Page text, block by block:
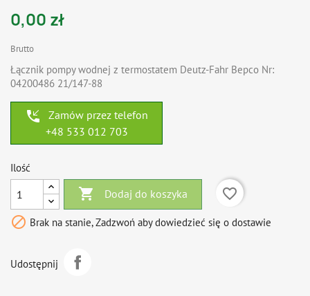
0,00 zł
Brutto
Łącznik pompy wodnej z termostatem Deutz-Fahr Bepco Nr:
04200486 21/147-88
phone_callback
Zamów przez telefon
+48 533 012 703
Ilość
 Dodaj do koszyka
favorite_border
 Brak na stanie, Zadzwoń aby dowiedzieć się o dostawie
Udostępnij